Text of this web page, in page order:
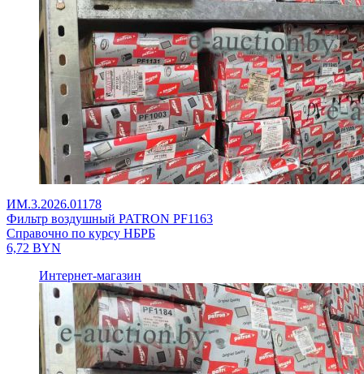
ИМ.3.2026.01178
Фильтр воздушный PATRON PF1163
Справочно по курсу НБРБ
6,72 BYN
Интернет-магазин